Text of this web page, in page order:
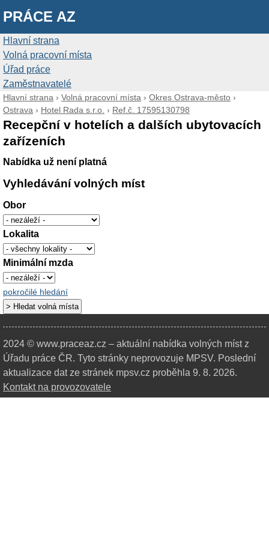
PRÁCE AZ
Hlavní strana
Volná pracovní místa
Úřad práce
Zaměstnavatelé
Hlavní strana › Volná pracovní místa › Okres Ostrava-město ›
Ostrava › Hotel Rada s.r.o. › Ref.č. 17595130798
Recepční v hotelích a dalších ubytovacích
zařízeních
Nabídka už není platná
Vyhledávání volných míst
Obor
Lokalita
Minimální mzda
pokročilé hledání
2024 © www.praceaz.cz – aktuální nabídka volných míst z
Úřadu práce ČR. Tyto stránky neprovozuje MPSV. Poslední
aktualizace dat ze stránek mpsv.cz proběhla 9. 8. 2026.
Kontakt na provozovatele